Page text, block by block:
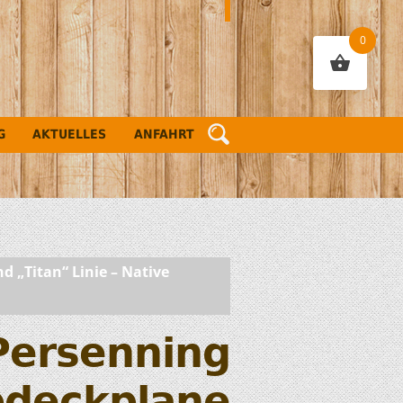
AKTUELLES ANFAHRT
„Titan“ Linie – Native
0